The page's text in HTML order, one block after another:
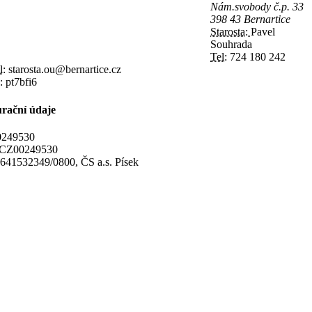
Nám.svobody č.p. 33
398 43 Bernartice
Starosta: Pavel
Souhrada
Tel: 724 180 242
starosta.ou@bernartice.cz
pt7bfi6
údaje
641532349/0800, ČS a.s. Písek